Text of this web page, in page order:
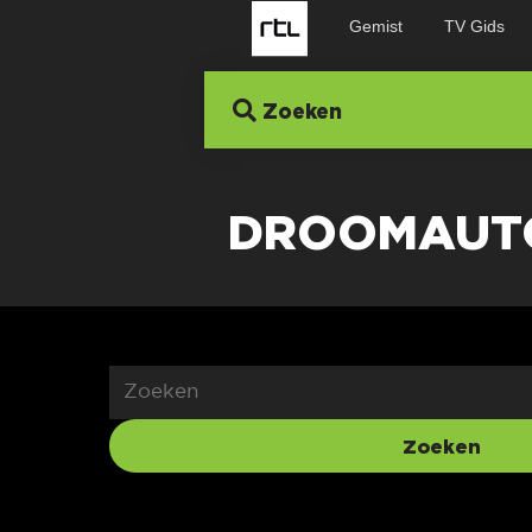
Gemist TV Gids
Zoeken